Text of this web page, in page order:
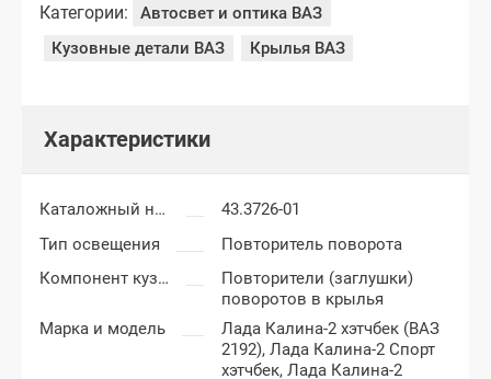
Категории:
Автосвет и оптика ВАЗ
Кузовные детали ВАЗ
Крылья ВАЗ
Характеристики
Каталожный номер
43.3726-01
Тип освещения
Повторитель поворота
Компонент кузова
Повторители (заглушки)
поворотов в крылья
Марка и модель
Лада Калина-2 хэтчбек (ВАЗ
2192),Лада Калина-2 Спорт
хэтчбек,Лада Калина-2